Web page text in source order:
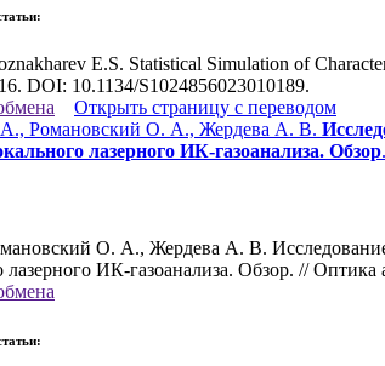
E.S. Statistical Simulation of
DOI: 10.1134/S1024856023010189.
Открыть страницу с переводом
Романовский О. А., Жердева А. В.
лазерного ИК-газоанализа. Обзор
О. А., Жердева А. В. Исследование
лазерного ИК-газоанализа. Обзор. //